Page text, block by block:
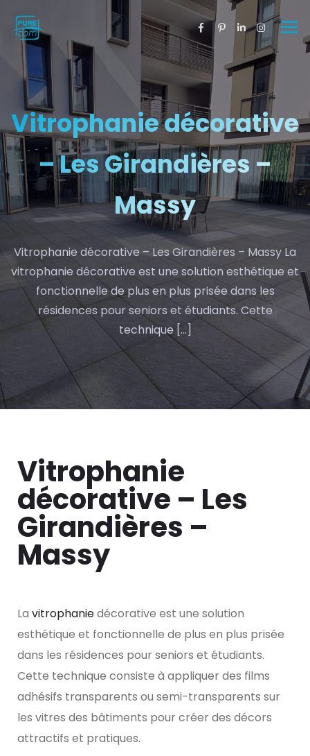
Vitrophanie décorative
– Les Girandières –
Massy
Vitrophanie décorative – Les Girandières – Massy La
vitrophanie décorative est une solution esthétique et
fonctionnelle de plus en plus prisée dans les
résidences pour seniors et étudiants. Cette
technique […]
Vitrophanie
décorative – Les
Girandières –
Massy
La vitrophaniedécorative est une solution
esthétique et fonctionnelle de plus en plus prisée
dans les résidences pour seniors et étudiants.
Cette technique consiste à appliquer des films
adhésifs transparents ou semi-transparents sur
les vitres des bâtiments pour créer des décors
attractifs et pratiques.